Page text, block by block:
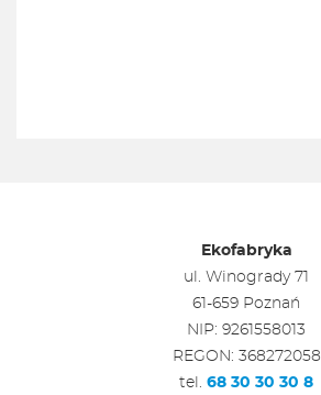
Ekofabryka
ul. Winogrady 71
61-659 Poznań
NIP: 9261558013
REGON: 368272058
tel. 68 30 30 30 8